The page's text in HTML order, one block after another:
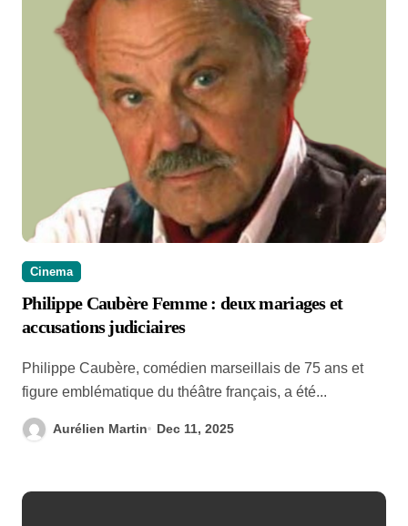
Cinema
Philippe Caubère Femme : deux mariages et
accusations judiciaires
Philippe Caubère, comédien marseillais de 75 ans et
figure emblématique du théâtre français, a été...
Aurélien Martin Dec 11, 2025